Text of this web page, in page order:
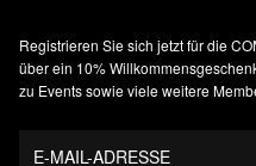
Registrieren Sie sich jetzt für die
über ein 10%
zu Events sowie viele weitere
E-MAIL-ADRESSE